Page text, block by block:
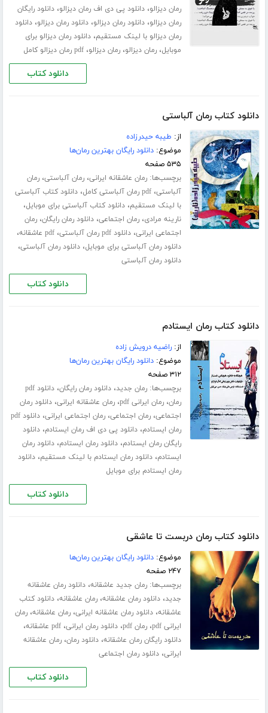
رمان دیزالو،دانلود پی دی اف رمان دیزالو،دانلود رایگان
رمان دیزالو،دانلود رمان دیزالو،دانلود رمان دیزالو،دانلود
رمان دیزالو با لینک مستقیم،دانلود رمان دیزالو برای
موبایل،رمان دیزالو،رمان دیزالو،pdf رمان دیزالو کامل
دانلود کتاب
دانلود کتاب رمان آلباستی
از: طیبه حیدرزاده
موضوع:دانلود رایگان بهترین رمان‌ها
۵۳۵ صفحه
برچسب‌ها:رمان عاشقانه ایرانی،رمان آلباستی،رمان
آلباستی،pdf رمان آلباستی کامل ،دانلود کتاب آلباستی
با لینک مستقیم،دانلود کتاب آلباستی برای موبایل،
نارینه مرادی،رمان اجتماعی،دانلود رمان رایگان،رمان
اجتماعی ایرانی،دانلود pdf رمان آلباستی ،pdf عاشقانه ،
دانلود رمان آلباستی برای موبایل،دانلود رمان آلباستی،
دانلود رمان آلباستی
دانلود کتاب
دانلود کتاب رمان ایستادم
از:راضیه درویش زاده
موضوع:دانلود رایگان بهترین رمان‌ها
۳۱۲ صفحه
برچسب‌ها:رمان جدید،دانلود رمان رایگان،
دانلود pdf
رمان،رمان ایرانی pdf ،رمان عاشقانه ایرانی،دانلود رمان
اجتماعی،رمان اجتماعی،رمان اجتماعی ایرانی،
دانلود pdf
رمان ایستادم،دانلود پی دی اف رمان ایستادم،دانلود
رایگان رمان ایستادم،دانلود رمان ایستادم،دانلود رمان
ایستادم،دانلود رمان ایستادم با لینک مستقیم،دانلود
رمان ایستادم برای موبایل
دانلود کتاب
دانلود کتاب رمان دربست تا عاشقی
موضوع:دانلود رایگان بهترین رمان‌ها
۲۴۷ صفحه
برچسب‌ها:رمان جدید عاشقانه،دانلود رمان عاشقانه
جدید،دانلود رمان عاشقانه،رمان عاشقانه،دانلود کتاب
عاشقانه،دانلود رمان عاشقانه ایرانی،رمان عاشقانه،رمان
ایرانی pdf
،رمان pdf ،دانلود رمان ایرانی،pdf عاشقانه ،
دانلود رایگان رمان عاشقانه،دانلود رمان،رمان عاشقانه
ایرانی،دانلود رمان اجتماعی
دانلود کتاب